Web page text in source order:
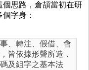
思路，倉頡當初在研
字身：
、轉注、假借、會
皆依據形聲所造，
及組字之基本法